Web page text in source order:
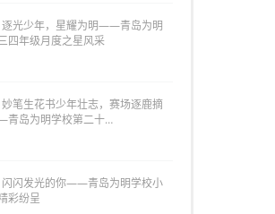
逐光少年，星耀为明——青岛为明
学校小学部三四年级月度之星风采
妙笔生花书少年壮志，赛场逐鹿摘
语文桂冠——青岛为明学校第二十…
闪闪发光的你——青岛为明学校小
学部艺术节精彩纷呈